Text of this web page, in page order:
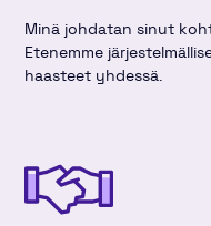
Minä johdatan sinut
Etenemme
haasteet yhdessä.